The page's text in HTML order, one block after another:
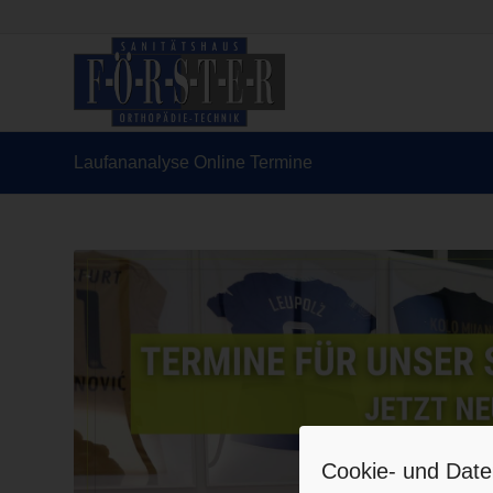
Cookie- und
Laufananalyse Online Termine